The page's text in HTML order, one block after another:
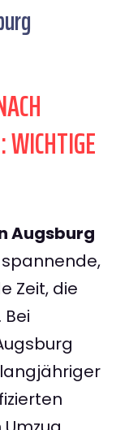
Augsburg
spannende,
Zeit, die